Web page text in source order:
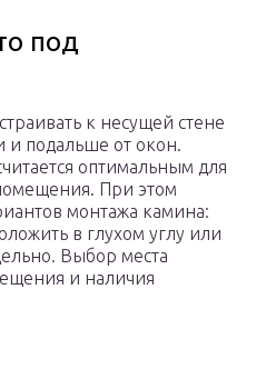
под
к несущей стене
и подальше от окон.
оптимальным для
При этом
монтажа камина:
в глухом углу или
Выбор места
и наличия